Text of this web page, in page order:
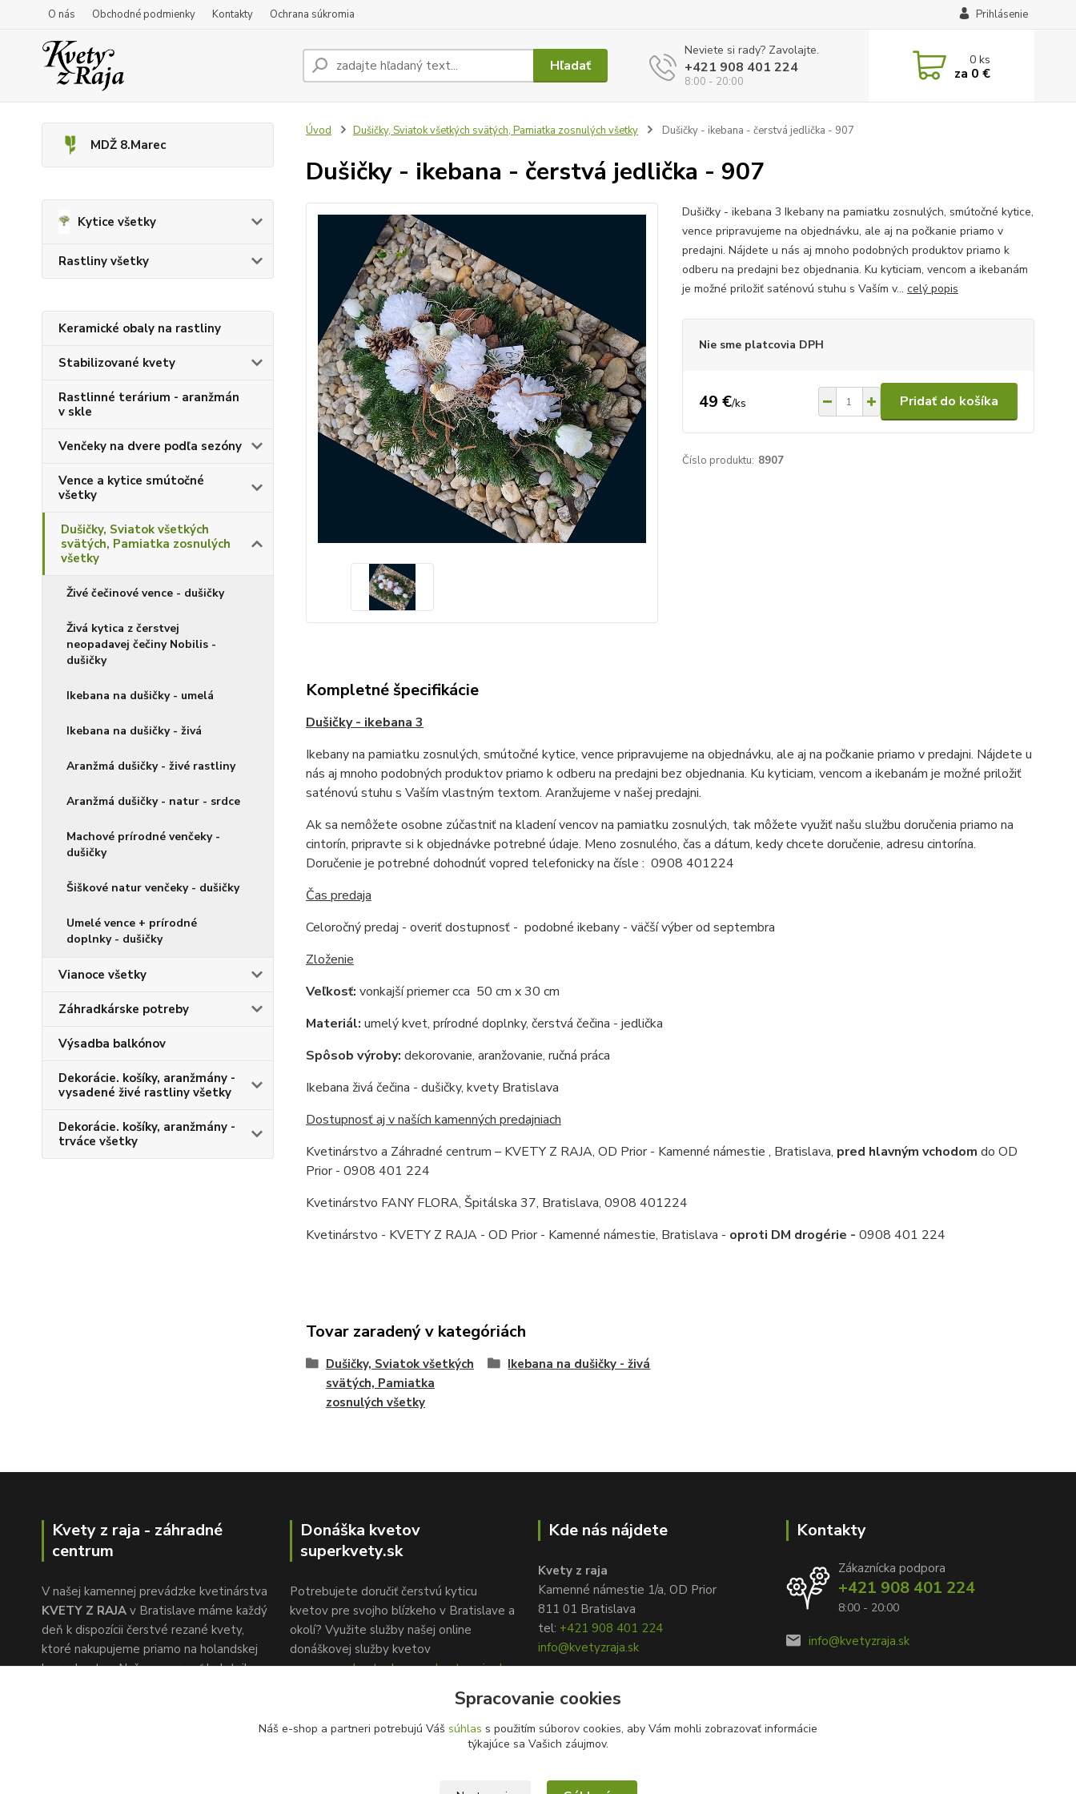
O nás Obchodné podmienky Kontakty Ochrana súkromia Prihlásenie
Hľadať
Neviete si rady? Zavolajte.
+421 908 401 224
8:00 - 20:00
0ks
za 0 €
MDŽ 8.Marec
Kytice všetky
Rastliny všetky
Keramické obaly na rastliny
Stabilizované kvety
Rastlinné terárium - aranžmán
v skle
Venčeky na dvere podľa sezóny
Vence a kytice smútočné
všetky
Dušičky, Sviatok všetkých
svätých, Pamiatka zosnulých
všetky
Živé čečinové vence - dušičky
Živá kytica z čerstvej
neopadavej čečiny Nobilis -
dušičky
Ikebana na dušičky - umelá
Ikebana na dušičky - živá
Aranžmá dušičky - živé rastliny
Aranžmá dušičky - natur - srdce
Machové prírodné venčeky -
dušičky
Šiškové natur venčeky - dušičky
Umelé vence + prírodné
doplnky - dušičky
Vianoce všetky
Záhradkárske potreby
Výsadba balkónov
Dekorácie. košíky, aranžmány -
vysadené živé rastliny všetky
Dekorácie. košíky, aranžmány -
trváce všetky
Úvod Dušičky, Sviatok všetkých svätých, Pamiatka zosnulých všetky Dušičky - ikebana - čerstvá jedlička - 907
Dušičky - ikebana - čerstvá jedlička - 907
Dušičky - ikebana 3 Ikebany na pamiatku zosnulých, smútočné kytice,
vence pripravujeme na objednávku, ale aj na počkanie priamo v
predajni. Nájdete u nás aj mnoho podobných produktov priamo k
odberu na predajni bez objednania. Ku kyticiam, vencom a ikebanám
je možné priložiť saténovú stuhu s Vaším v... celý popis
Nie sme platcovia DPH
49 €/ks Pridať do košíka
Číslo produktu: 8907
Kompletné špecifikácie
Dušičky - ikebana 3
Ikebany na pamiatku zosnulých, smútočné kytice, vence pripravujeme na objednávku, ale aj na počkanie priamo v predajni. Nájdete u
nás aj mnoho podobných produktov priamo k odberu na predajni bez objednania. Ku kyticiam, vencom a ikebanám je možné priložiť
saténovú stuhu s Vaším vlastným textom. Aranžujeme v našej predajni.
Ak sa nemôžete osobne zúčastniť na kladení vencov na pamiatku zosnulých, tak môžete využiť našu službu doručenia priamo na
cintorín, pripravte si k objednávke potrebné údaje. Meno zosnulého, čas a dátum, kedy chcete doručenie, adresu cintorína.
Doručenie je potrebné dohodnúť vopred telefonicky na čísle : 0908 401224
Čas predaja
Celoročný predaj - overiť dostupnosť - podobné ikebany - väčší výber od septembra
Zloženie
Veľkosť: vonkajší priemer cca 50 cm x 30 cm
Materiál: umelý kvet, prírodné doplnky, čerstvá čečina - jedlička
Spôsob výroby: dekorovanie, aranžovanie, ručná práca
Ikebana živá čečina - dušičky, kvety Bratislava
Dostupnosť aj v naších kamenných predajniach
Kvetinárstvo a Záhradné centrum – KVETY Z RAJA, OD Prior - Kamenné námestie , Bratislava, pred hlavným vchodom do OD
Prior - 0908 401 224
Kvetinárstvo FANY FLORA, Špitálska 37, Bratislava, 0908 401224
Kvetinárstvo - KVETY Z RAJA - OD Prior - Kamenné námestie, Bratislava - oproti DM drogérie - 0908 401 224
Tovar zaradený v kategóriách
Dušičky, Sviatok všetkých
svätých, Pamiatka
zosnulých všetky
Ikebana na dušičky - živá
Kvety z raja - záhradné
centrum
V našej kamennej prevádzke kvetinárstva
KVETY Z RAJA v Bratislave máme každý
deň k dispozícii čerstvé rezané kvety,
ktoré nakupujeme priamo na holandskej
burze kvetov. Naša pozornosť k detailu a
Donáška kvetov
superkvety.sk
Potrebujete doručiť čerstvú kyticu
kvetov pre svojho blízkeho v Bratislave a
okolí? Využite služby našej online
donáškovej služby kvetov
www.superkvety.sk, www.kvetyzraja.sk
Kde nás nájdete
Kvety z raja
Kamenné námestie 1/a, OD Prior
811 01 Bratislava
tel: +421 908 401 224
info@kvetyzraja.sk
Kontakty
Zákaznícka podpora
+421 908 401 224
8:00 - 20:00
info@kvetyzraja.sk
Spracovanie cookies
Náš e-shop a partneri potrebujú Váš súhlas s použitím súborov cookies, aby Vám mohli zobrazovať informácie
týkajúce sa Vašich záujmov.